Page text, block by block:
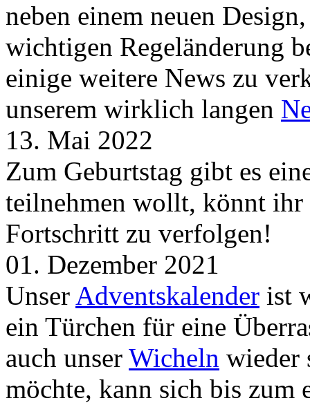
neben einem neuen
wichtigen Regeländerung
einige weitere News zu
unserem wirklich langen
13. Mai 2022
Zum Geburtstag gibt es
teilnehmen wollt, könnt
Fortschritt zu verfolgen!
01. Dezember 2021
Unser Adventskalender ist
ein Türchen für eine
auch unser Wicheln wieder
möchte, kann sich bis